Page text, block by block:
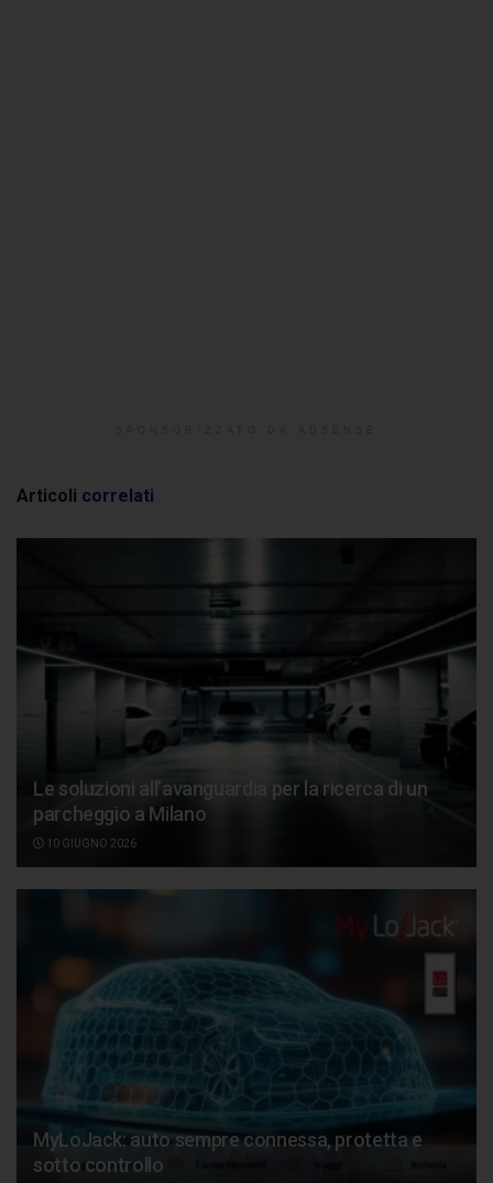
Articoli correlati
Le soluzioni all’avanguardia per la ricerca di un
parcheggio a Milano
10 GIUGNO 2026
MyLoJack: auto sempre connessa, protetta e
sotto controllo